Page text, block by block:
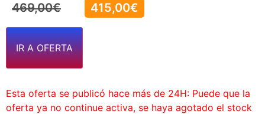
469,00€ 415,00€
IR A OFERTA
Esta oferta se publicó hace más de 24H: Puede que la
oferta ya no continue activa, se haya agotado el stock